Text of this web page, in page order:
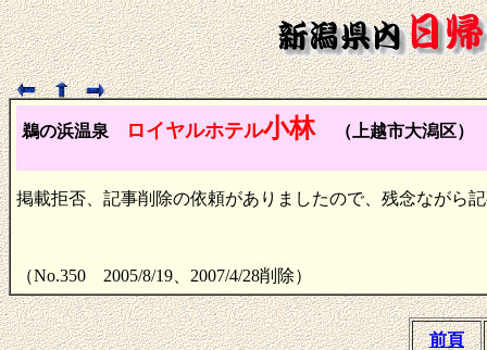
鵜の浜温泉 ロイヤルホテル小林 （上越市大潟区
掲載拒否、記事削除の依頼がありましたので、残念ながら
（No.350 2005/8/19、2007/4/28削除）
前頁